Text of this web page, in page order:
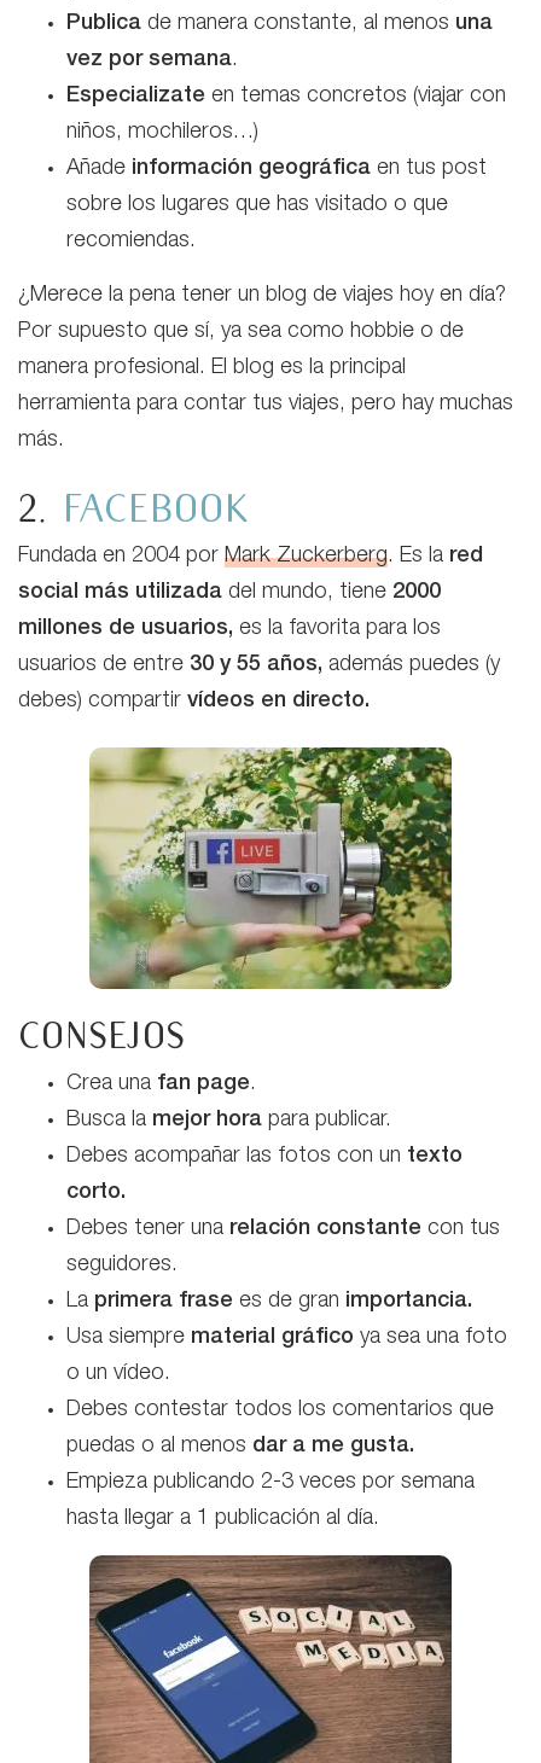
Publica de manera constante, al menos una
vez por semana.
Especializate en temas concretos (viajar con
niños, mochileros…)
Añade información geográfica en tus post
sobre los lugares que has visitado o que
recomiendas.
¿Merece la pena tener un blog de viajes hoy en día?
Por supuesto que sí, ya sea como hobbie o de
manera profesional. El blog es la principal
herramienta para contar tus viajes, pero hay muchas
más.
2. FACEBOOK
Fundada en 2004 por Mark Zuckerberg. Es la red
social más utilizada del mundo, tiene 2000
millones de usuarios, es la favorita para los
usuarios de entre 30 y 55 años, además puedes (y
debes) compartir vídeos en directo.
CONSEJOS
Crea una fan page.
Busca la mejor hora para publicar.
Debes acompañar las fotos con un texto
corto.
Debes tener una relación constante con tus
seguidores.
La primera frase es de gran importancia.
Usa siempre material gráfico ya sea una foto
o un vídeo.
Debes contestar todos los comentarios que
puedas o al menos dar a me gusta.
Empieza publicando 2-3 veces por semana
hasta llegar a 1 publicación al día.